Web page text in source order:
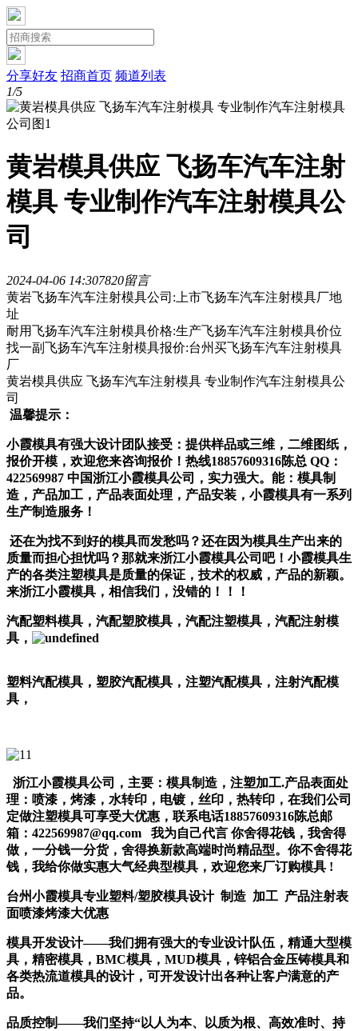
分享好友 招商首页 频道列表
1/5
黄岩模具供应 飞扬车汽车注射
模具 专业制作汽车注射模具公
司
2024-04-06 14:307820留言
黄岩飞扬车汽车注射模具公司:上市飞扬车汽车注射模具厂地
址
耐用飞扬车汽车注射模具价格:生产飞扬车汽车注射模具价位
找一副飞扬车汽车注射模具报价:台州买飞扬车汽车注射模具
厂
黄岩模具供应 飞扬车汽车注射模具 专业制作汽车注射模具公
司
温馨提示：
小霞模具有强大设计团队接受：提供样品或三维，二维图纸，
报价开模，欢迎您来咨询报价！热线18857609316陈总 QQ：
422569987 中国浙江小霞模具公司，实力强大。能：模具制
造，产品加工，产品表面处理，产品安装，小霞模具有一系列
生产制造服务！
还在为找不到好的模具而发愁吗？还在因为模具生产出来的
质量而担心担忧吗？那就来浙江小霞模具公司吧！小霞模具生
产的各类注塑模具是质量的保证，技术的权威，产品的新颖。
来浙江小霞模具，相信我们，没错的！！！
汽配塑料模具，汽配塑胶模具，汽配注塑模具，汽配注射模
具，
塑料汽配模具，塑胶汽配模具，注塑汽配模具，注射汽配模
具，
浙江小霞模具公司，主要：模具制造，注塑加工.产品表面处
理：喷漆，烤漆，水转印，电镀，丝印，热转印，在我们公司
定做注塑模具可享受大优惠 ，联系电话18857609316陈总邮
箱： 422569987@qq.com
我为自己代言 你舍得花钱，我舍得
做，一分钱一分货，舍得换新款高端时尚精品型。你不舍得花
钱，我给你做实惠大气经典型模具，欢迎您来厂订购模具 !
台州小霞模具专业塑料/塑胶模具设计 制造 加工 产品注射表
面喷漆烤漆大优惠
模具开发设计——我们拥有强大的专业设计队伍，精通大型模
具，精密模具，BMC模具，MUD模具，锌铝合金压铸模具和
各类热流道模具的设计，可开发设计出各种让客户满意的产
品。
品质控制——我们坚持“以人为本、以质为根、高效准时、持